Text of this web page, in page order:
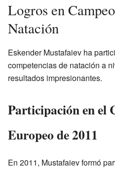
Logros en
Natación
Eskender Mustafaiev ha
competencias de natación a
resultados impresionantes.
Participación en el
Europeo de 2011
En 2011, Mustafaiev formó